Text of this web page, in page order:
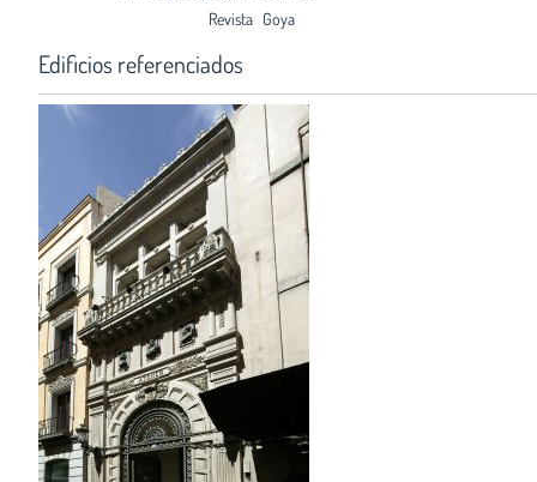
Revista Goya
Edificios referenciados